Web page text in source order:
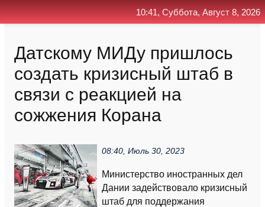
Датскому МИДу пришлось
создать кризисный штаб в
связи с реакцией на
сожжения Корана
08:40, Июль 30, 2023
Министерство иностранных дел
Дании задействовало кризисный
штаб для поддержания
10:41, Суббота, Август 8, 2026